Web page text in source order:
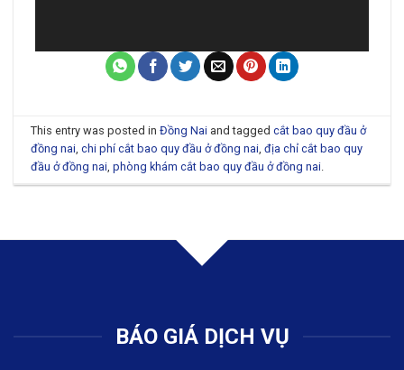
This entry was posted inĐồng Nai and taggedcắt bao quy đầu ở
đồng nai ,chi phí cắt bao quy đầu ở đồng nai ,địa chỉ cắt bao quy
đầu ở đồng nai ,phòng khám cắt bao quy đầu ở đồng nai
BÁO GIÁ DỊCH VỤ